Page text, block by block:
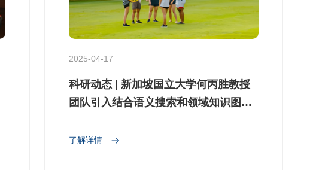
2025-04-17
科研动态 | 新加坡国立大学何丙胜教授
团队引入结合语义搜索和领域知识图谱
了解详情